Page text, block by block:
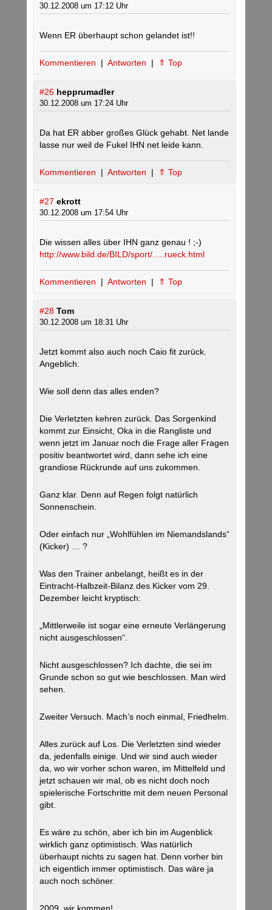
30.12.2008 um 17:12 Uhr
Wenn ER überhaupt schon gelandet ist!!
Kommentieren | Antworten | ⇑ Top
#26 hepprumadler
30.12.2008 um 17:24 Uhr
Da hat ER abber großes Glück gehabt. Net lande
lasse nur weil de Fukel IHN net leide kann.
Kommentieren | Antworten | ⇑ Top
#27 ekrott
30.12.2008 um 17:54 Uhr
Die wissen alles über IHN ganz genau ! ;-)
http://www.bild.de/BILD/sport/.....rueck.html
Kommentieren | Antworten | ⇑ Top
#28 Tom
30.12.2008 um 18:31 Uhr
Jetzt kommt also auch noch Caio fit zurück.
Angeblich.
Wie soll denn das alles enden?
Die Verletzten kehren zurück. Das Sorgenkind
kommt zur Einsicht, Oka in die Rangliste und
wenn jetzt im Januar noch die Frage aller Fragen
positiv beantwortet wird, dann sehe ich eine
grandiose Rückrunde auf uns zukommen.
Ganz klar. Denn auf Regen folgt natürlich
Sonnenschein.
Oder einfach nur „Wohlfühlen im Niemandslands“
(Kicker) … ?
Was den Trainer anbelangt, heißt es in der
Eintracht-Halbzeit-Bilanz des Kicker vom 29.
Dezember leicht kryptisch:
„Mittlerweile ist sogar eine erneute Verlängerung
nicht ausgeschlossen“.
Nicht ausgeschlossen? Ich dachte, die sei im
Grunde schon so gut wie beschlossen. Man wird
sehen.
Zweiter Versuch. Mach’s noch einmal, Friedhelm.
Alles zurück auf Los. Die Verletzten sind wieder
da, jedenfalls einige. Und wir sind auch wieder
da, wo wir vorher schon waren, im Mittelfeld und
jetzt schauen wir mal, ob es nicht doch noch
spielerische Fortschritte mit dem neuen Personal
gibt.
Es wäre zu schön, aber ich bin im Augenblick
wirklich ganz optimistisch. Was natürlich
überhaupt nichts zu sagen hat. Denn vorher bin
ich eigentlich immer optimistisch. Das wäre ja
auch noch schöner.